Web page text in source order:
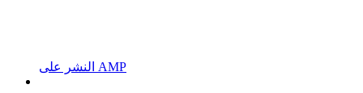
النشر على AMP